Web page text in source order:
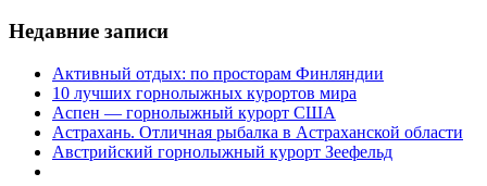
Недавние записи
Активный отдых: по просторам Финляндии
10 лучших горнолыжных курортов мира
Аспен — горнолыжный курорт США
Астрахань. Отличная рыбалка в Астраханской области
Австрийский горнолыжный курорт Зеефельд